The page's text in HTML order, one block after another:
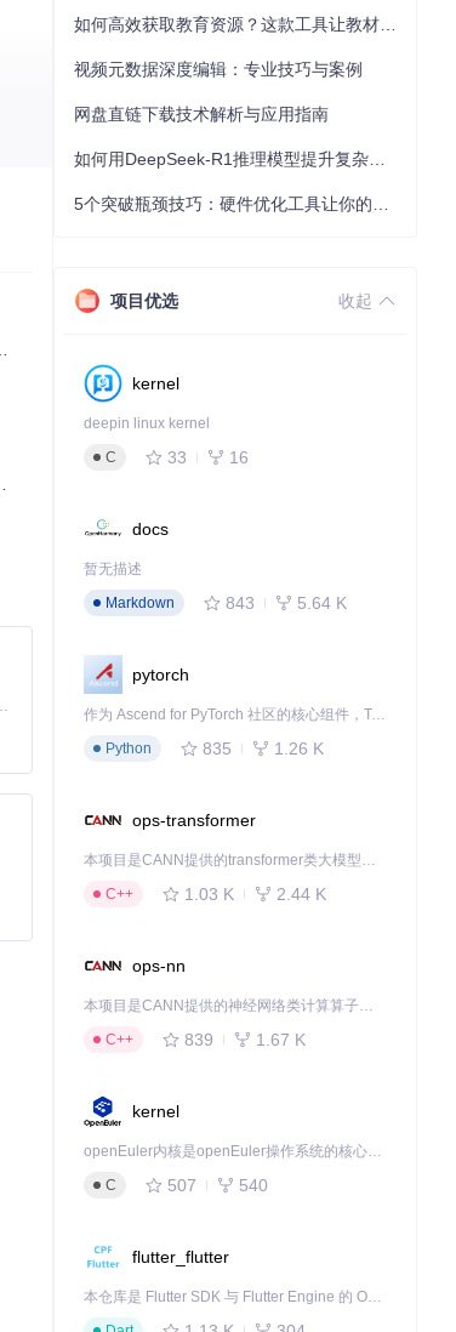
。
于面向任务泛化的系统设计，H3 在预训练阶段就已具备广泛的多模态上下文理解与生成能力，能够出色地执行复杂的多模态指令。
视频元数据深度编辑：专业技巧与案例
网盘直链下载技术解析与应用指南
项目优选 收起
kernel
deepin linux kernel
C
33 16
docs
暂无描述
Markdown
843 5.64 K
pytorch
作为 Ascend for PyTorch 社区的核心组件，TorchNPU 是昇腾专为 PyTorch 打造的深度学习适配插件，使 PyTorch 框架能够直接调用昇腾 NPU，为开发者提供昇腾 AI 处理器的超强算力。
Python
835 1.26 K
ops-transformer
本项目是CANN提供的transformer类大模型算子库，实现网络在NPU上加速计算。
C++
1.03 K 2.44 K
ops-nn
本项目是CANN提供的神经网络类计算算子库，实现网络在NPU上加速计算。
C++
839 1.67 K
kernel
openEuler内核是openEuler操作系统的核心，既是系统性能与稳定性的基石，也是连接处理器、设备与服务的桥梁。
C
507 540
flutter_flutter
本仓库是 Flutter SDK 与 Flutter Engine 的 OpenHarmony 适配版本，由 CPF-Flutter 团队维护。开发者可使用熟悉的 Flutter 技术栈开发 OpenHarmony 应用，3.35.7 及以后的适配版本可基于本仓库源码构建支持 OpenHarmony 的 Flutter Engine。